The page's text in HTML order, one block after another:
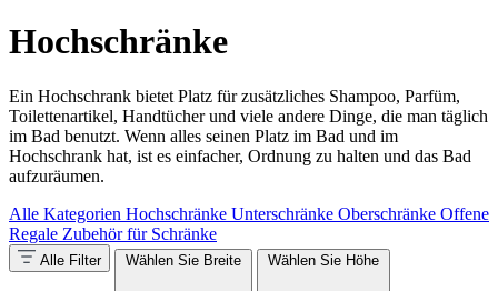
Hochschränke
Ein Hochschrank bietet Platz für zusätzliches Shampoo, Parfüm,
Toilettenartikel, Handtücher und viele andere Dinge, die man täglich
im Bad benutzt. Wenn alles seinen Platz im Bad und im
Hochschrank hat, ist es einfacher, Ordnung zu halten und das Bad
aufzuräumen.
Alle Kategorien Hochschränke Unterschränke Oberschränke Offene
Regale Zubehör für Schränke
Alle Filter Wählen Sie Breite Wählen Sie Höhe